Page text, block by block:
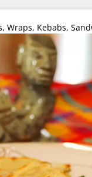
Wraps, Kebabs,